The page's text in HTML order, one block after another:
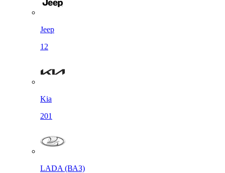
Jeep
12
Kia
201
LADA (ВАЗ)